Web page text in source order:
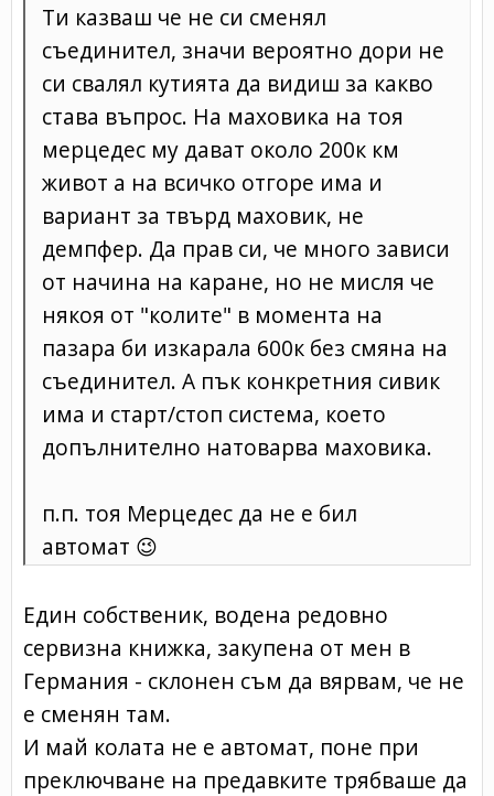
Ти казваш че не си сменял
съединител, значи вероятно дори не
си свалял кутията да видиш за какво
става въпрос. На маховика на тоя
мерцедес му дават около 200к км
живот а на всичко отгоре има и
вариант за твърд маховик, не
демпфер. Да прав си, че много зависи
от начина на каране, но не мисля че
някоя от "колите" в момента на
пазара би изкарала 600к без смяна на
съединител. А пък конкретния сивик
има и старт/стоп система, което
допълнително натоварва маховика.
п.п. тоя Мерцедес да не е бил
автомат 😉
Един собственик, водена редовно
сервизна книжка, закупена от мен в
Германия - склонен съм да вярвам, че не
е сменян там.
И май колата не е автомат, поне при
преключване на предавките трябваше да